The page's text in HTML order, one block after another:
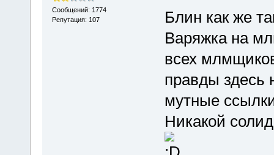
Сообщений: 1774
Репутация: 107
Блин как же
Варяжка на
всех
правды здесь
мутные
Никакой